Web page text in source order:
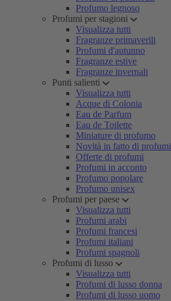
Profumo legnoso
Profumi per stagioni
Visualizza tutti
Fragranze primaverili
Profumi d'autunno
Fragranze estive
Fragranze invernali
Punti salienti
Visualizza tutti
Acque di Colonia
Eau de Parfum
Eau de Toilette
Miniature di profumo
Novità in fatto di profumi
Offerte di profumi
Profumi in acconto
Profumo popolare
Profumo unisex
Profumi per paese
Visualizza tutti
Profumi arabi
Profumi francesi
Profumi italiani
Profumi spagnoli
Profumi di lusso
Visualizza tutti
Profumi di lusso donna
Profumi di lusso uomo